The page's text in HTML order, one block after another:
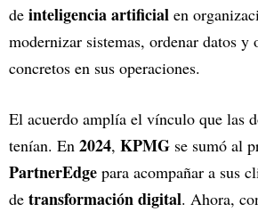
de inteligencia artificial en
modernizar sistemas, ordenar datos y
concretos en sus operaciones.
El acuerdo amplía el vínculo que las
tenían. En 2024, KPMG se sumó al
PartnerEdge para acompañar a sus
de transformación digital. Ahora,